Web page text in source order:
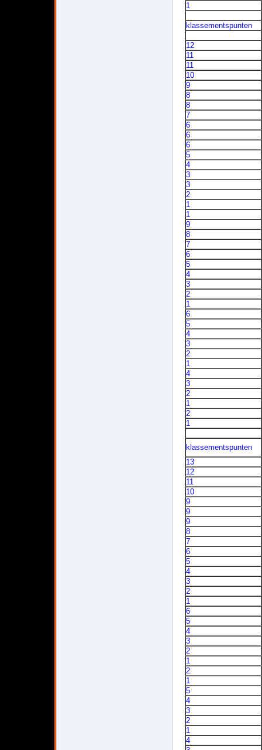
1
klassementspunten
12
11
11
10
9
8
8
7
6
6
6
5
4
3
3
2
1
1
9
8
7
6
5
4
3
2
1
6
5
4
3
2
1
4
3
2
1
2
1
klassementspunten
13
12
11
10
9
9
9
8
7
6
5
4
3
2
1
6
5
4
3
2
1
2
1
5
4
3
2
1
4